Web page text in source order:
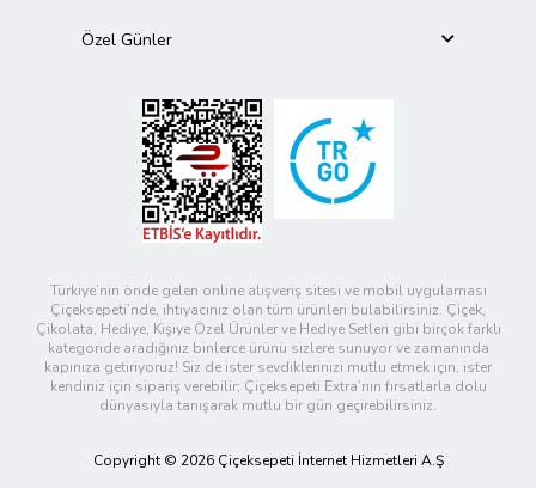
Özel Günler
Türkiye’nin önde gelen online alışveriş sitesi ve mobil uygulaması
Çiçeksepeti’nde, ihtiyacınız olan tüm ürünleri bulabilirsiniz. Çiçek,
Çikolata, Hediye, Kişiye Özel Ürünler ve Hediye Setleri gibi birçok farklı
kategoride aradığınız binlerce ürünü sizlere sunuyor ve zamanında
kapınıza getiriyoruz! Siz de ister sevdiklerinizi mutlu etmek için, ister
kendiniz için sipariş verebilir; Çiçeksepeti Extra’nın fırsatlarla dolu
dünyasıyla tanışarak mutlu bir gün geçirebilirsiniz.
Copyright © 2026 Çiçeksepeti İnternet Hizmetleri A.Ş